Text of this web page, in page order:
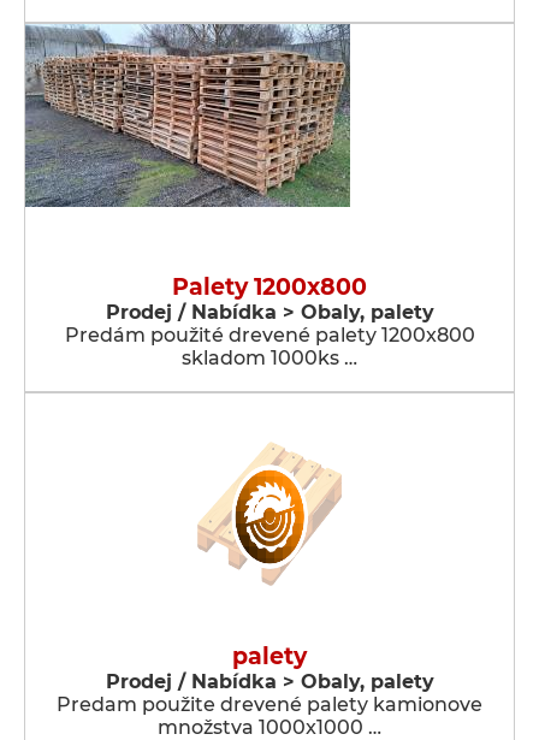
Palety 1200x800
Prodej / Nabídka > Obaly, palety
Predám použité drevené palety 1200x800
skladom 1000ks …
palety
Prodej / Nabídka > Obaly, palety
Predam použite drevené palety kamionove
množstva 1000x1000 …